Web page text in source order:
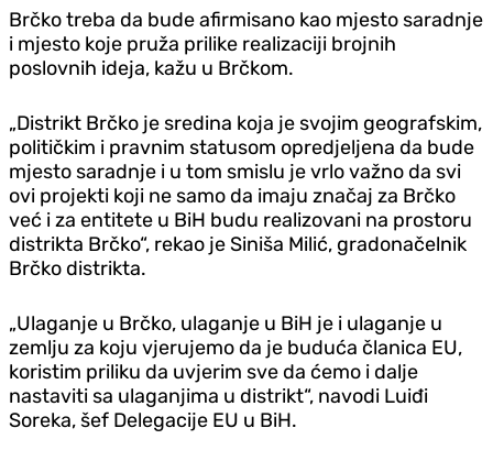
Brčko treba da bude afirmisano kao mjesto saradnje
i mjesto koje pruža prilike realizaciji brojnih
poslovnih ideja, kažu u Brčkom.
„Distrikt Brčko je sredina koja je svojim geografskim,
političkim i pravnim statusom opredjeljena da bude
mjesto saradnje i u tom smislu je vrlo važno da svi
ovi projekti koji ne samo da imaju značaj za Brčko
već i za entitete u BiH budu realizovani na prostoru
distrikta Brčko“, rekao je Siniša Milić, gradonačelnik
Brčko distrikta.
„Ulaganje u Brčko, ulaganje u BiH je i ulaganje u
zemlju za koju vjerujemo da je buduća članica EU,
koristim priliku da uvjerim sve da ćemo i dalje
nastaviti sa ulaganjima u distrikt“, navodi Luiđi
Soreka, šef Delegacije EU u BiH.